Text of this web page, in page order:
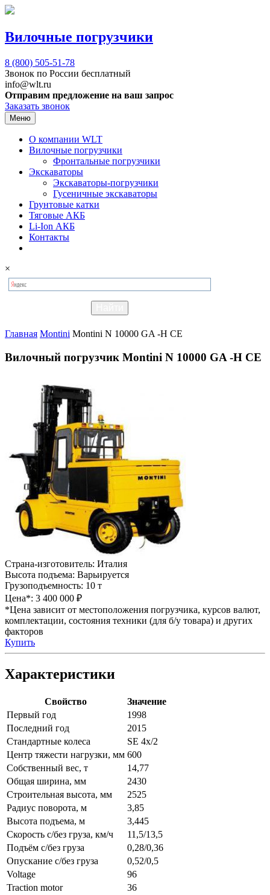
Вилочные погрузчики
8 (800) 505-51-78
Звонок по России бесплатный
info@wlt.ru
Отправим предложение на ваш запрос
Заказать звонок
Меню
О компании WLT
Вилочные погрузчики
Фронтальные погрузчики
Экскаваторы
Экскаваторы-погрузчики
Гусеничные экскаваторы
Грунтовые катки
Тяговые АКБ
Li-Ion АКБ
Контакты
×
Главная Montini Montini N 10000 GA -H CE
Вилочный погрузчик Montini N 10000 GA -H CE
Страна-изготовитель: Италия
Высота подъема: Варьируется
Грузоподъемность: 10 т
Цена*: 3 400 000 ₽
*Цена зависит от местоположения погрузчика, курсов валют,
комплектации, состояния техники (для б/у товара) и других
факторов
Купить
Характеристики
Свойство
Значение
Первый год
1998
Последний год
2015
Стандартные колеса
SE 4x/2
Центр тяжести нагрузки, мм 600
Собственный вес, т
14,77
Общая ширина, мм
2430
Строительная высота, мм
2525
Радиус поворота, м
3,85
Высота подъема, м
3,445
Скорость с/без груза, км/ч
11,5/13,5
Подъём с/без груза
0,28/0,36
Опускание с/без груза
0,52/0,5
Voltage
96
Traction motor
36